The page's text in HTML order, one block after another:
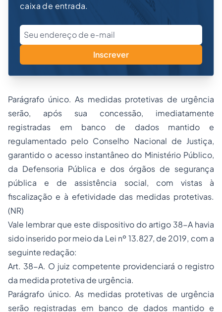
caixa de entrada.
Inscrever
Parágrafo único. As medidas protetivas de urgência
serão, após sua concessão, imediatamente
registradas em banco de dados mantido e
regulamentado pelo Conselho Nacional de Justiça,
garantido o acesso instantâneo do Ministério Público,
da Defensoria Pública e dos órgãos de segurança
pública e de assistência social, com vistas à
fiscalização e à efetividade das medidas protetivas.
(NR)
Vale lembrar que este dispositivo do artigo 38-A havia
sido inserido por meio da Lei nº 13.827, de 2019, com a
seguinte redação:
Art. 38-A. O juiz competente providenciará o registro
da medida protetiva de urgência.
Parágrafo único. As medidas protetivas de urgência
serão registradas em banco de dados mantido e